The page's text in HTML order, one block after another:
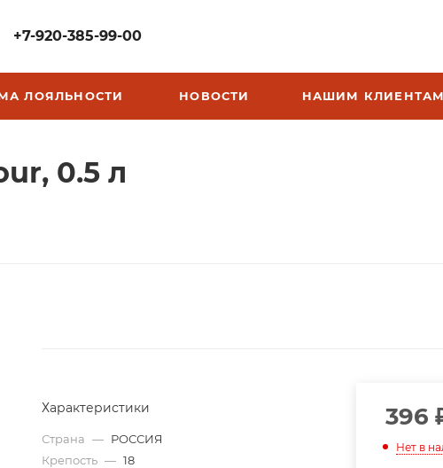
+7-920-385-99-00
ЛОЯЛЬНОСТИ НОВОСТИ НАШИМ КЛИЕНТАМ
0.5 л
Характеристики
Страна — РОССИЯ
Крепость — 18
396
Нет в